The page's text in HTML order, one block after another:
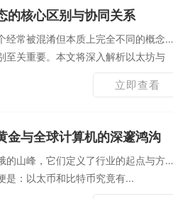
的核心区别与协同关系
常被混淆但本质上完全不同的概念。
至关重要。本文将深入解析以太坊与
立即查看
金与全球计算机的深邃鸿沟
的山峰，它们定义了行业的起点与方
是：以太币和比特币究竟有...